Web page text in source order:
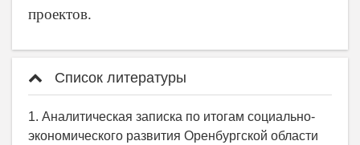
проектов.
Список литературы
1. Аналитическая записка по итогам социально-
экономического развития Оренбургской области